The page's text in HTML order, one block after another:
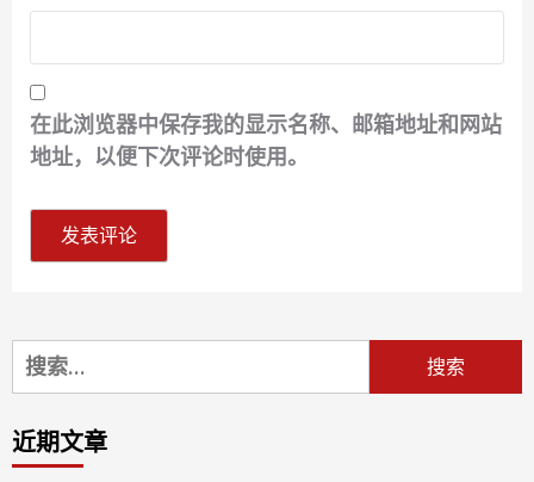
在此浏览器中保存我的显示名称、邮箱地址和网站
地址，以便下次评论时使用。
搜
索：
近期文章